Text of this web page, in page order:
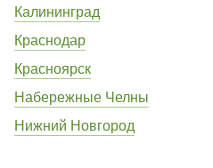
Калининград
Краснодар
Красноярск
Набережные Челны
Нижний Новгород